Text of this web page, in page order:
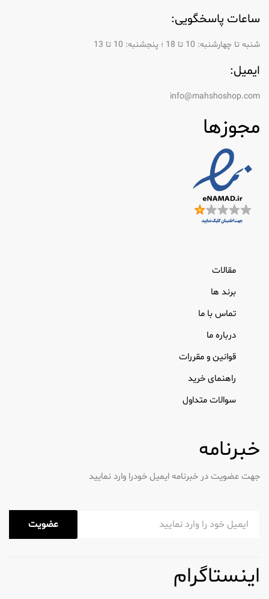
ساعات پاسخگویی:
شنبه تا چهارشنبه: 10 تا 18 ؛ پنجشنبه: 10 تا 13
ایمیل:
info@mahshoshop.com
مجوزها
مقالات
برند ها
تماس با ما
درباره ما
قوانین و مقررات
راهنمای خرید
سوالات متداول
خبرنامه
جهت عضویت در خبرنامه ایمیل خودرا وارد نمایید
عضویت
اینستاگرام